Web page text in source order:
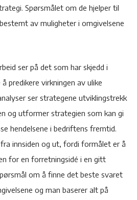
Spørsmålet om de hjelper til
av muligheter i omgivelsene
ser på det som har skjedd i
predikere virkningen av ulike
ser strategene utviklingstrekk
og utformer strategien som kan gi
hendelsene i bedriftens fremtid.
innsiden og ut, fordi formålet er å
for en forretningsidé i en gitt
om å finne det beste svaret
og man baserer alt på